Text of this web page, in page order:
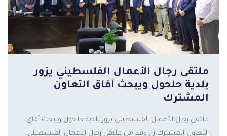
ملتقى رجال الأعمال الفلسطيني يزور
بلدية حلحول ويبحث آفاق التعاون
المشترك
ملتقى رجال الأعمال الفلسطيني يزور بلدية حلحول ويبحث آفاق
التعاون المشترك زار وفد من ملتقى رجال الأعمال الفلسطيني،